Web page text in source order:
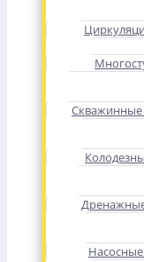
Скважинные